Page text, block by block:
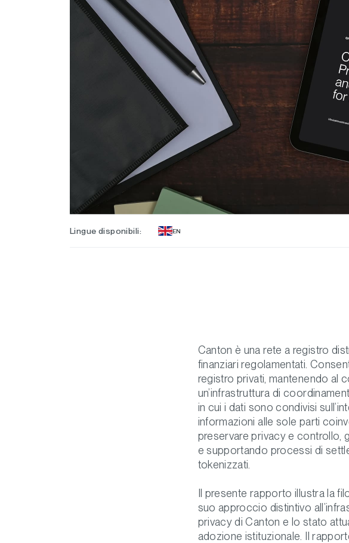
Lingue disponibili: EN
Canton è una rete a registro
finanziari regolamentati.
registro privati, mantenendo al
un’infrastruttura di
in cui i dati sono condivisi
informazioni alle sole parti
preservare privacy e controllo,
e supportando processi di
tokenizzati.
Il presente rapporto illustra la
suo approccio distintivo
privacy di Canton e lo stato
adozione istituzionale. Il